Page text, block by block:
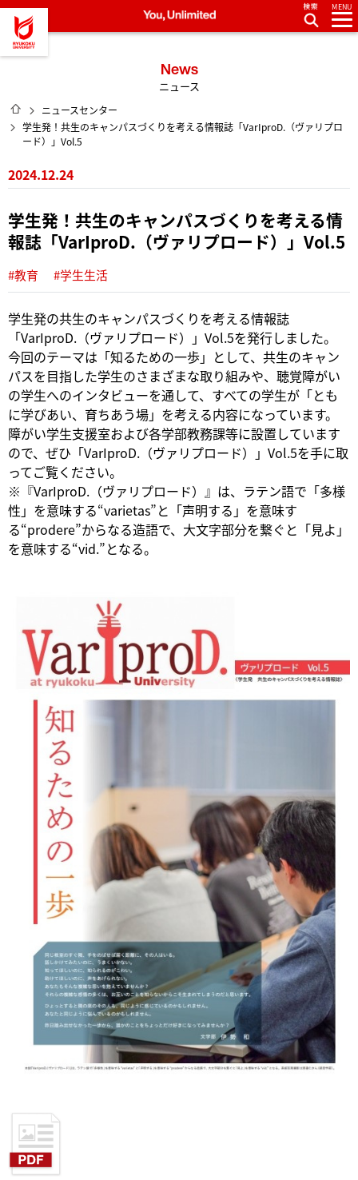
龍谷大学 You, Unlimited
MENU
News
ニュース
HOME
ニュースセンター
学生発！共生のキャンパスづくりを考える情報誌「VarIproD.（ヴァリプロ
ード）」Vol.5
2024.12.24
学生発！共生のキャンパスづくりを考える情
報誌「VarIproD.（ヴァリプロード）」Vol.5
#教育 #学生生活
学生発の共生のキャンパスづくりを考える情報誌
「VarIproD.（ヴァリプロード）」Vol.5を発行しました。
今回のテーマは「知るための一歩」として、共生のキャン
パスを目指した学生のさまざまな取り組みや、聴覚障がい
の学生へのインタビューを通して、すべての学生が「とも
に学びあい、育ちあう場」を考える内容になっています。
障がい学生支援室および各学部教務課等に設置しています
ので、ぜひ「VarIproD.（ヴァリプロード）」Vol.5を手に取
ってご覧ください。
※『VarIproD.（ヴァリプロード）』は、ラテン語で「多様
性」を意味する“varietas”と「声明する」を意味す
る“prodere”からなる造語で、大文字部分を繋ぐと「見よ」
を意味する“vid.”となる。